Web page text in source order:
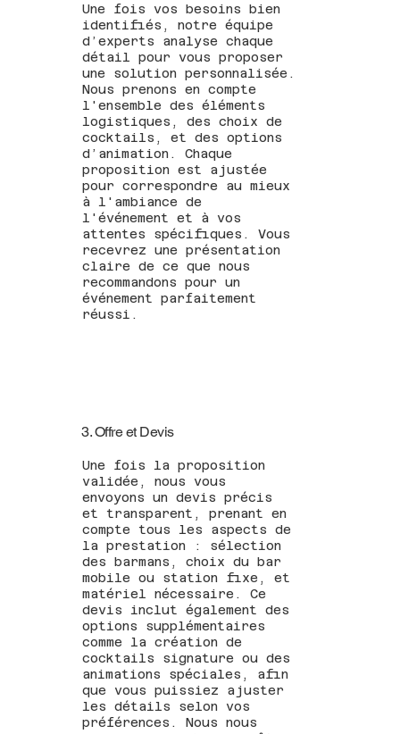
Une fois vos besoins bien
identifiés, notre équipe
d’experts analyse chaque
détail pour vous proposer
une solution personnalisée.
Nous prenons en compte
l'ensemble des éléments
logistiques, des choix de
cocktails, et des options
d’animation. Chaque
proposition est ajustée
pour correspondre au mieux
à l'ambiance de
l'événement et à vos
attentes spécifiques. Vous
recevrez une présentation
claire de ce que nous
recommandons pour un
événement parfaitement
réussi.
3. Offre et Devis
Une fois la proposition
validée, nous vous
envoyons un devis précis
et transparent, prenant en
compte tous les aspects de
la prestation : sélection
des barmans, choix du bar
mobile ou station fixe, et
matériel nécessaire. Ce
devis inclut également des
options supplémentaires
comme la création de
cocktails signature ou des
animations spéciales, afin
que vous puissiez ajuster
les détails selon vos
préférences. Nous nous